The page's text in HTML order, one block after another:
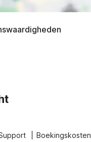
Boekingskosten